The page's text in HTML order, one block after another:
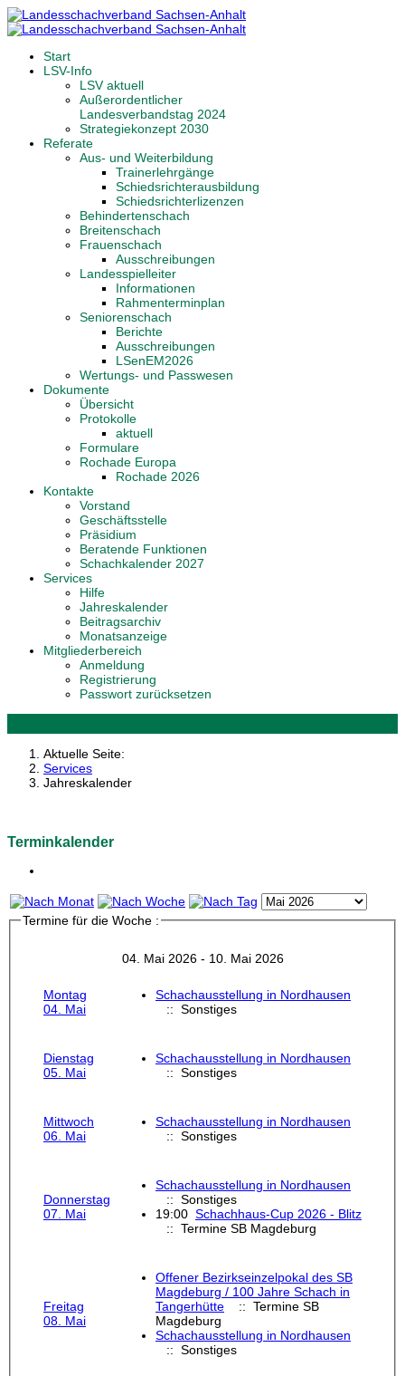
Start
LSV-Info
LSV aktuell
Außerordentlicher
Landesverbandstag 2024
Strategiekonzept 2030
Referate
Aus- und Weiterbildung
Trainerlehrgänge
Schiedsrichterausbildung
Schiedsrichterlizenzen
Behindertenschach
Breitenschach
Frauenschach
Ausschreibungen
Landesspielleiter
Informationen
Rahmenterminplan
Seniorenschach
Berichte
Ausschreibungen
LSenEM2026
Wertungs- und Passwesen
Dokumente
Übersicht
Protokolle
aktuell
Formulare
Rochade Europa
Rochade 2026
Kontakte
Vorstand
Geschäftsstelle
Präsidium
Beratende Funktionen
Schachkalender 2027
Services
Hilfe
Jahreskalender
Beitragsarchiv
Monatsanzeige
Mitgliederbereich
Anmeldung
Registrierung
Passwort zurücksetzen
Aktuelle Seite:
Services
Jahreskalender
Terminkalender
Termine für die Woche :
04. Mai 2026 - 10. Mai 2026
Montag
04. Mai
Schachausstellung in Nordhausen
:: Sonstiges
Dienstag
05. Mai
Schachausstellung in Nordhausen
:: Sonstiges
Mittwoch
06. Mai
Schachausstellung in Nordhausen
:: Sonstiges
Donnerstag
07. Mai
Schachausstellung in Nordhausen
:: Sonstiges
19:00 Schachhaus-Cup 2026 - Blitz
:: Termine SB Magdeburg
Freitag
08. Mai
Offener Bezirkseinzelpokal des SB
Magdeburg / 100 Jahre Schach in
Tangerhütte
:: Termine SB
Magdeburg
Schachausstellung in Nordhausen
:: Sonstiges